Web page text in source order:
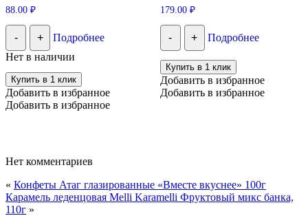
88.00 ₽
- +
Подробнее
Нет в наличии
Купить в 1 клик
Добавить в избранное
Добавить в избранное
179.00 ₽
- + Подробнее
Купить в 1 клик
Добавить в избранное
Добавить в избранное
Нет комментариев
« Конфеты Атаг глазированные «Вместе вкуснее» 100г
Карамель леденцовая Melli Karamelli Фруктовый микс банка,
110г »